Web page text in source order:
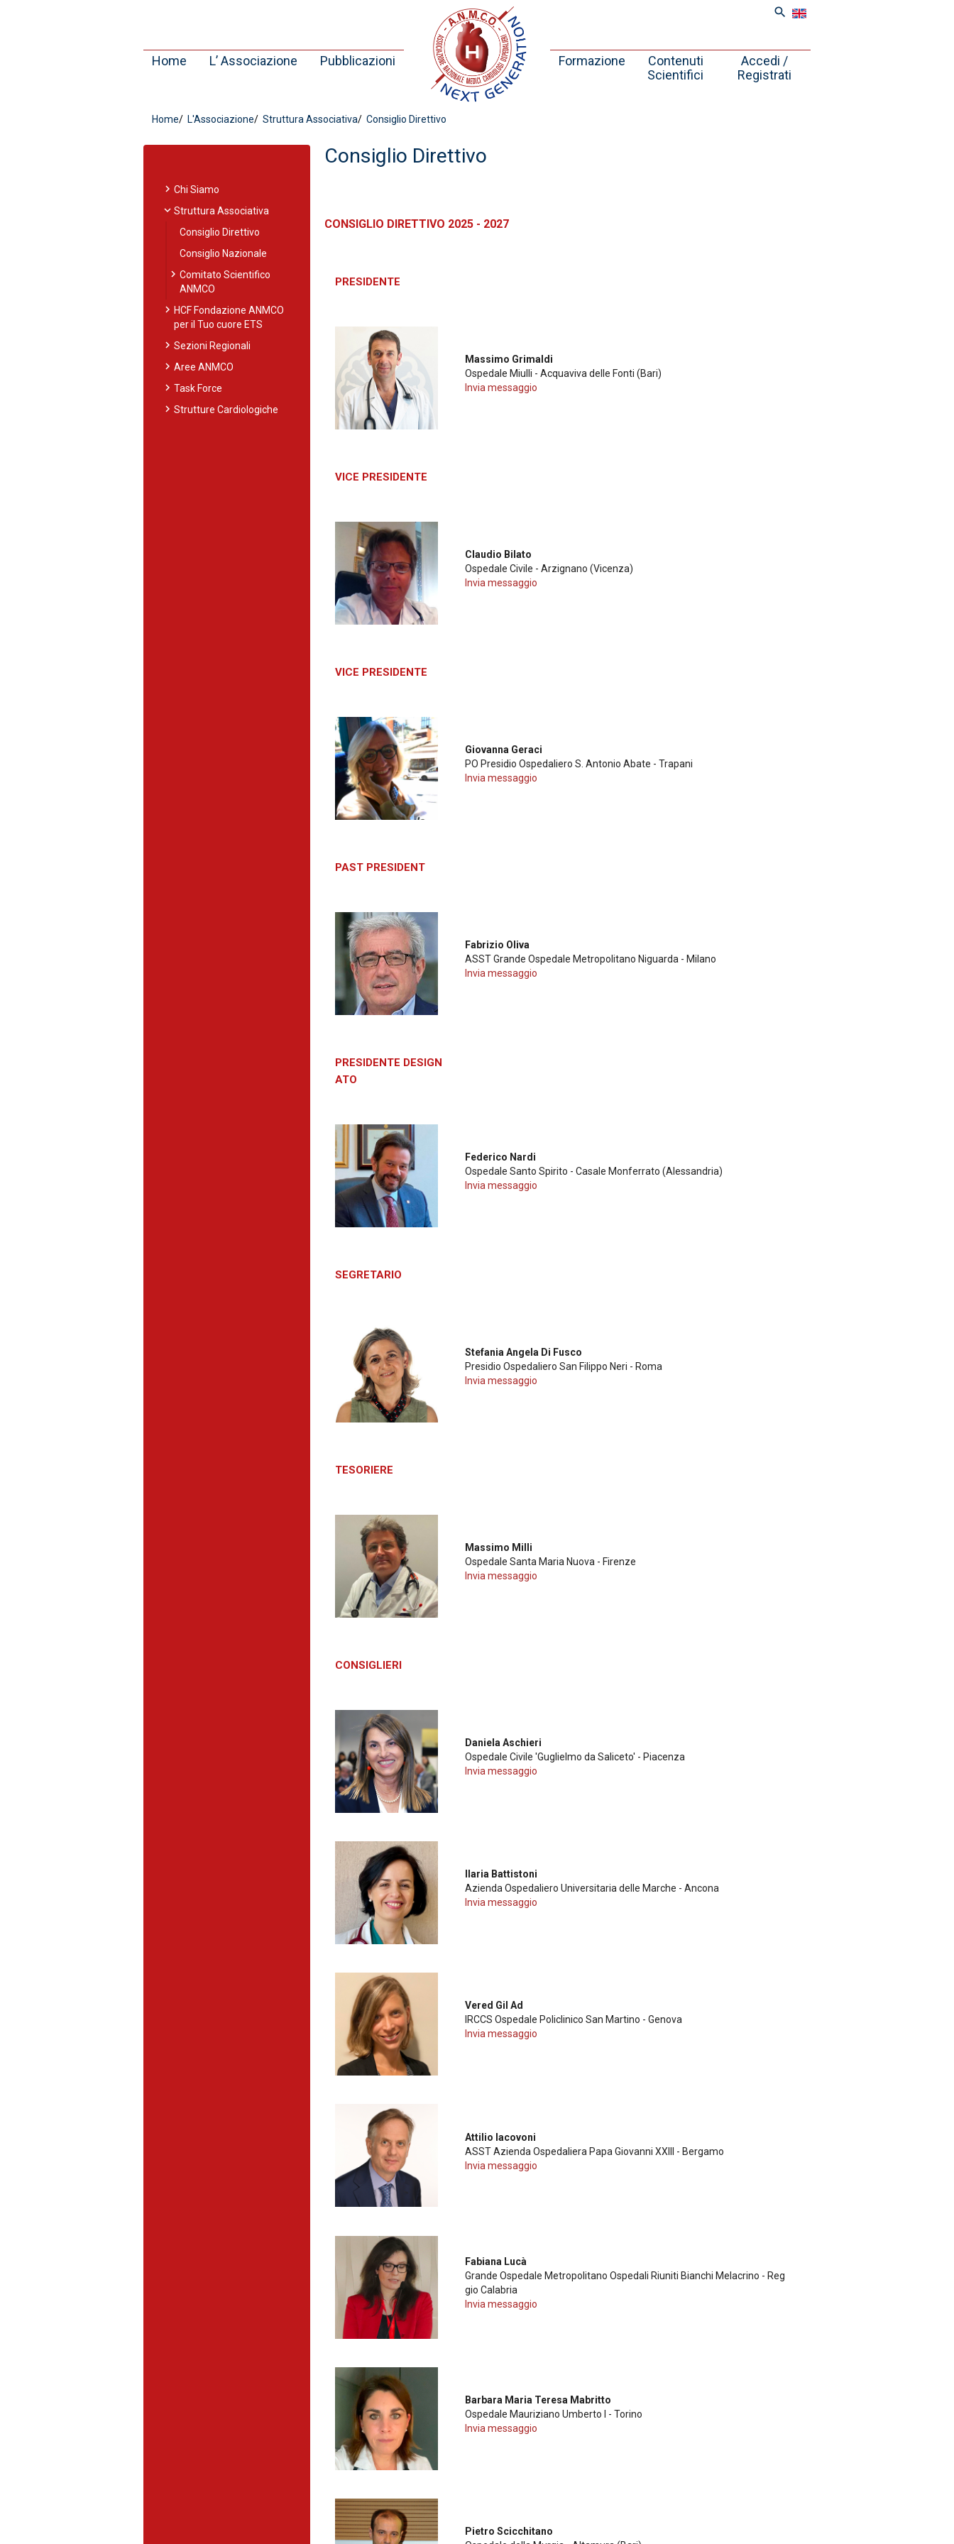
search
Home L’ Associazione Pubblicazioni Formazione
Contenuti
Scientifici
Accedi /
Registrati
Home L'Associazione Struttura Associativa Consiglio Direttivo
chevron_rightChi Siamo
expand_moreStruttura Associativa
Consiglio Direttivo
Consiglio Nazionale
chevron_rightComitato Scientifico
ANMCO
chevron_rightHCF Fondazione ANMCO
per il Tuo cuore ETS
chevron_rightSezioni Regionali
chevron_rightAree ANMCO
chevron_rightTask Force
chevron_rightStrutture Cardiologiche
Consiglio Direttivo
CONSIGLIO DIRETTIVO 2025 - 2027
PRESIDENTE
Massimo Grimaldi
Ospedale Miulli - Acquaviva delle Fonti (Bari)
Invia messaggio
VICE PRESIDENTE
Claudio Bilato
Ospedale Civile - Arzignano (Vicenza)
Invia messaggio
VICE PRESIDENTE
Giovanna Geraci
PO Presidio Ospedaliero S. Antonio Abate - Trapani
Invia messaggio
PAST PRESIDENT
Fabrizio Oliva
ASST Grande Ospedale Metropolitano Niguarda - Milano
Invia messaggio
PRESIDENTE DESIGN
ATO
Federico Nardi
Ospedale Santo Spirito - Casale Monferrato (Alessandria)
Invia messaggio
SEGRETARIO
Stefania Angela Di Fusco
Presidio Ospedaliero San Filippo Neri - Roma
Invia messaggio
TESORIERE
Massimo Milli
Ospedale Santa Maria Nuova - Firenze
Invia messaggio
CONSIGLIERI
Daniela Aschieri
Ospedale Civile 'Guglielmo da Saliceto' - Piacenza
Invia messaggio
Ilaria Battistoni
Azienda Ospedaliero Universitaria delle Marche - Ancona
Invia messaggio
Vered Gil Ad
IRCCS Ospedale Policlinico San Martino - Genova
Invia messaggio
Attilio Iacovoni
ASST Azienda Ospedaliera Papa Giovanni XXIII - Bergamo
Invia messaggio
Fabiana Lucà
Grande Ospedale Metropolitano Ospedali Riuniti Bianchi Melacrino - Reg
gio Calabria
Invia messaggio
Barbara Maria Teresa Mabritto
Ospedale Mauriziano Umberto I - Torino
Invia messaggio
Pietro Scicchitano